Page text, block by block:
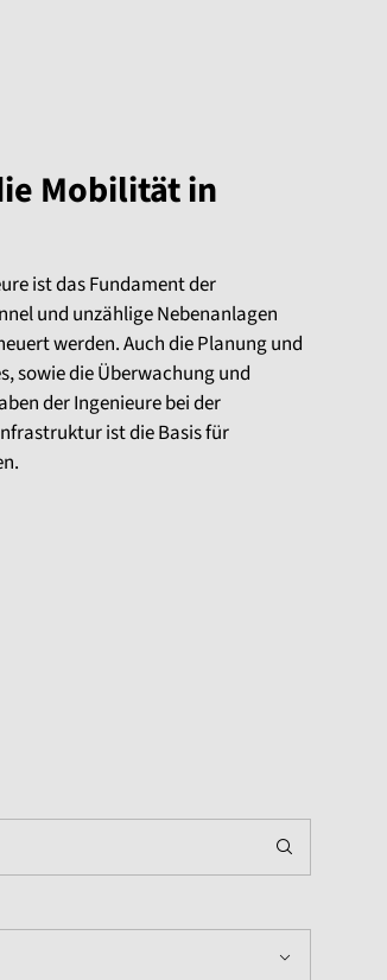
Mobilität in
ist das Fundament der
und unzählige Nebenanlagen
werden. Auch die Planung und
sowie die Überwachung und
der Ingenieure bei der
ist die Basis für